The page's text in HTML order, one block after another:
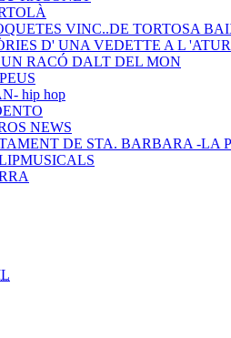
VINC..DE TORTOSA
D' UNA VEDETTE A L 'ATUR
RACÓ DALT DEL MON
hip hop
NEWS
DE STA. BARBARA -LA